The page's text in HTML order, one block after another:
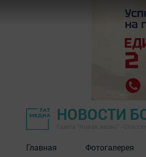
НОВОСТИ
Главная Фотогалерея